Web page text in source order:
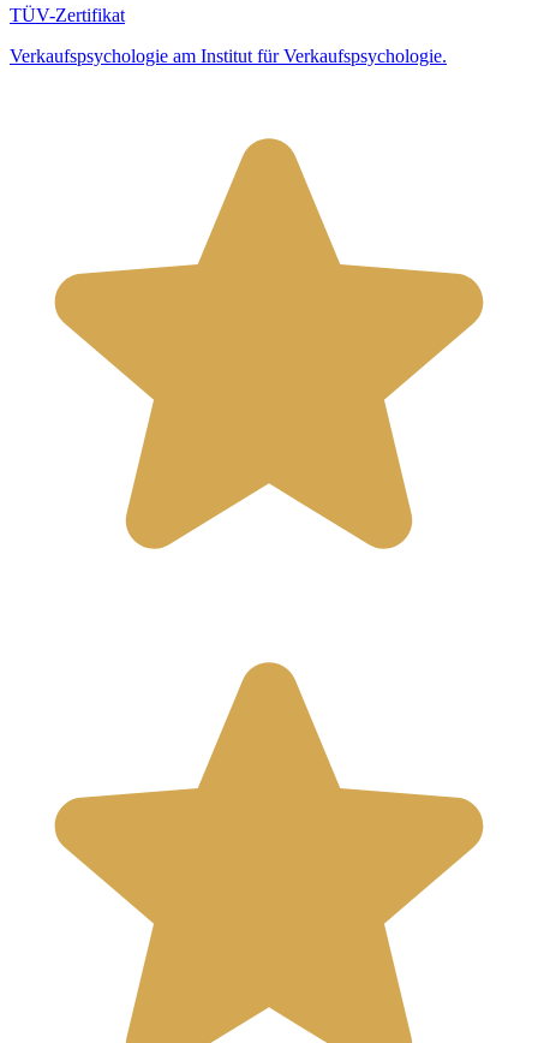
TÜV-Zertifikat
Verkaufspsychologie am Institut für Verkaufspsychologie.